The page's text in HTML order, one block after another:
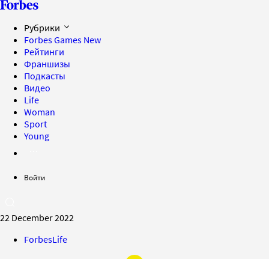
Рубрики
Forbes Games New
Рейтинги
Франшизы
Подкасты
Видео
Life
Woman
Sport
Young
Войти
22 December 2022
ForbesLife